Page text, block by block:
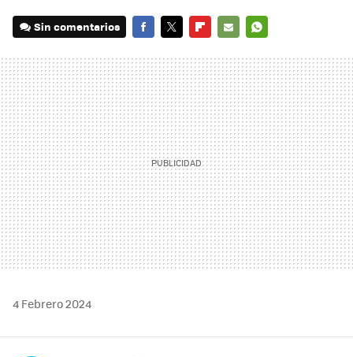
Sin comentarios
MAIL
4 Febrero 2024